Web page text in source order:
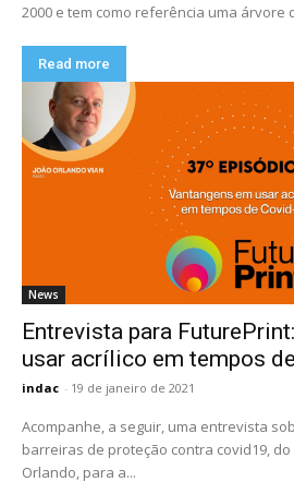
2000 e tem como referência uma árvore
Read more
News
Entrevista para
usar acrílico em tempos
indac - 19 de janeiro de 2021
Acompanhe, a seguir, uma entrevista
barreiras de proteção contra covid19, do
Orlando, para a...